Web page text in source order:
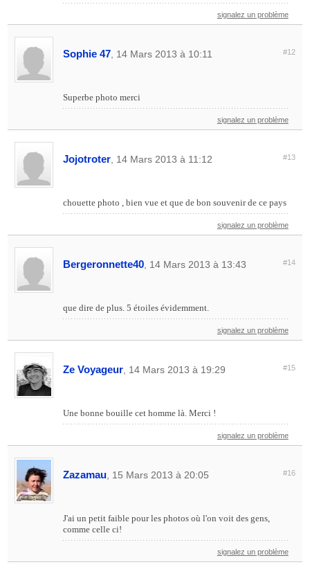
signalez un problème
Sophie 47 , 14 Mars 2013 à 10:11 #12
Superbe photo merci
signalez un problème
Jojotroter , 14 Mars 2013 à 11:12 #13
chouette photo , bien vue et que de bon souvenir de ce pays
signalez un problème
Bergeronnette40 , 14 Mars 2013 à 13:43 #14
que dire de plus. 5 étoiles évidemment.
signalez un problème
Ze Voyageur , 14 Mars 2013 à 19:29 #15
Une bonne bouille cet homme là. Merci !
signalez un problème
Zazamau , 15 Mars 2013 à 20:05 #16
J'ai un petit faible pour les photos où l'on voit des gens,
comme celle ci!
signalez un problème